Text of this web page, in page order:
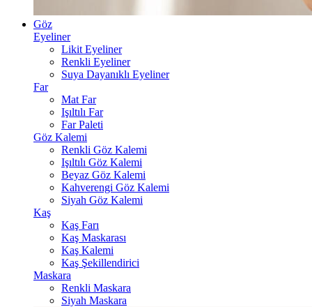
Göz
Eyeliner
Likit Eyeliner
Renkli Eyeliner
Suya Dayanıklı Eyeliner
Far
Mat Far
Işıltılı Far
Far Paleti
Göz Kalemi
Renkli Göz Kalemi
Işıltılı Göz Kalemi
Beyaz Göz Kalemi
Kahverengi Göz Kalemi
Siyah Göz Kalemi
Kaş
Kaş Farı
Kaş Maskarası
Kaş Kalemi
Kaş Şekillendirici
Maskara
Renkli Maskara
Siyah Maskara